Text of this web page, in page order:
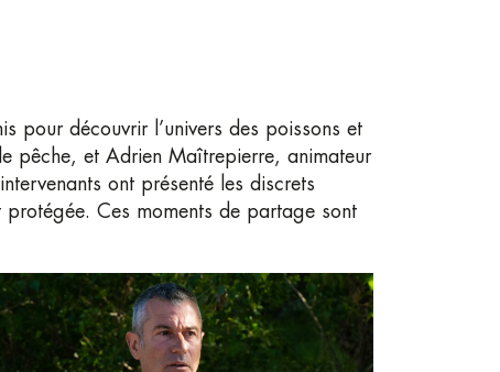
pour découvrir l’univers des poissons et
pêche, et Adrien Maîtrepierre, animateur
ont présenté les discrets
protégée. Ces moments de partage sont